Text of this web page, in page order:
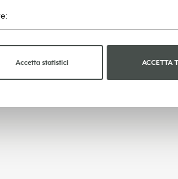
Accetta statistici ACCETTA